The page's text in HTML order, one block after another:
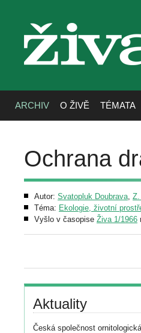
živa
ARCHIV O ŽIVĚ TÉMATA
Ochrana
Autor: Svatopluk Doubrava, Z.
Téma: Ekologie, životní
Vyšlo v časopise Živa 1/1966
Aktuality
Česká společnost